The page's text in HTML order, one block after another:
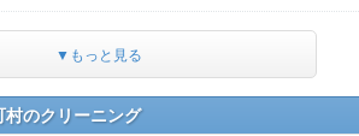
▼もっと見る
村のクリーニング